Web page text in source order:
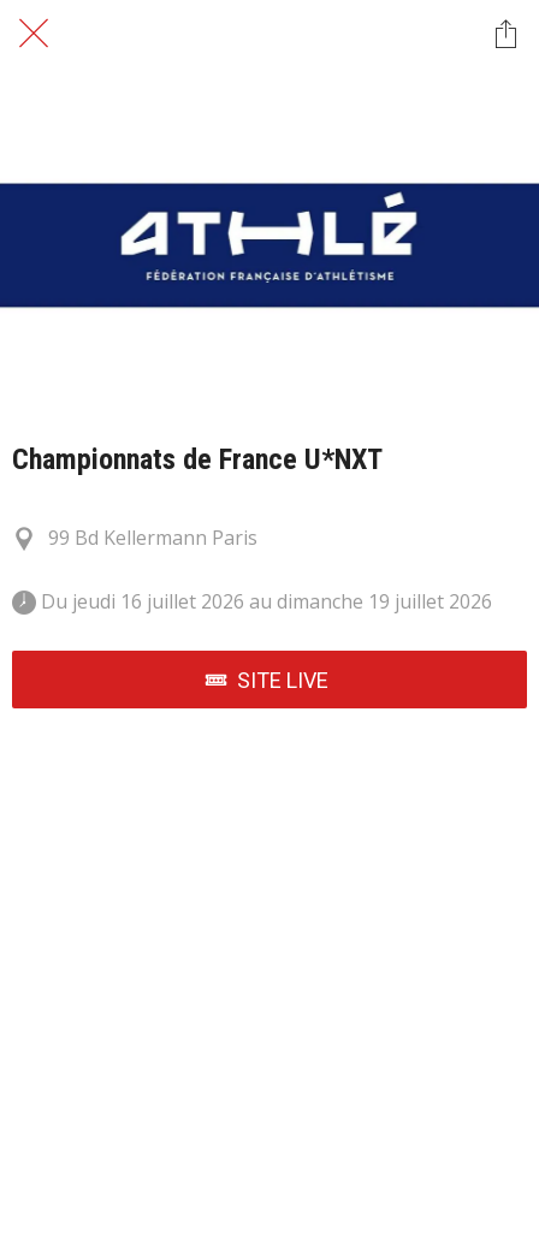
Championnats de France U*NXT
99 Bd Kellermann Paris
Du jeudi 16 juillet 2026 au dimanche 19 juillet 2026
SITE LIVE